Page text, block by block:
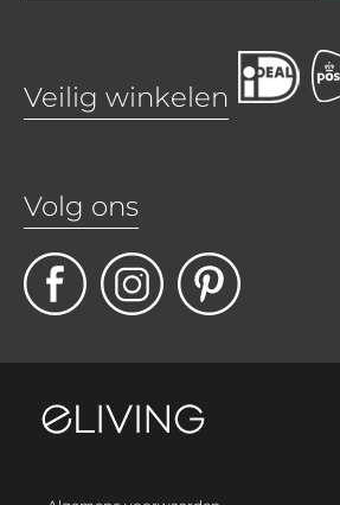
Veilig winkelen
Volg ons